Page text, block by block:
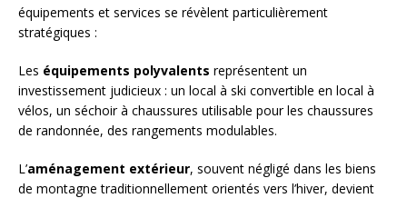
équipements et services se révèlent particulièrement
stratégiques :
Les équipements polyvalents représentent un
investissement judicieux : un local à ski convertible en local à
vélos, un séchoir à chaussures utilisable pour les chaussures
de randonnée, des rangements modulables.
L’aménagement extérieur, souvent négligé dans les biens
de montagne traditionnellement orientés vers l’hiver, devient